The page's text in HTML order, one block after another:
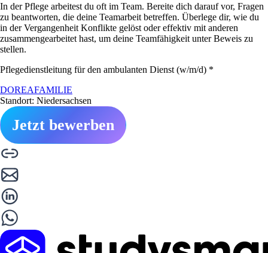
In der Pflege arbeitest du oft im Team. Bereite dich darauf vor, Fragen
zu beantworten, die deine Teamarbeit betreffen. Überlege dir, wie du
in der Vergangenheit Konflikte gelöst oder effektiv mit anderen
zusammengearbeitet hast, um deine Teamfähigkeit unter Beweis zu
stellen.
Pflegedienstleitung für den ambulanten Dienst (w/m/d) *
DOREAFAMILIE
Standort: Niedersachsen
Jetzt bewerben